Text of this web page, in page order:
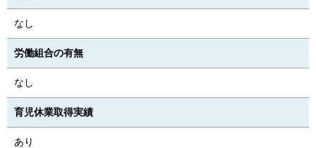
なし
労働組合の有無
なし
育児休業取得実績
あり